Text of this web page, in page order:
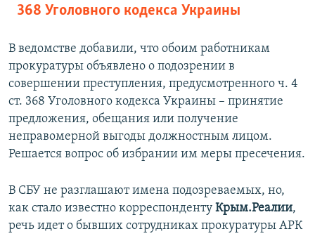
368 Уголовного кодекса Украины
В ведомстве добавили, что обоим работникам
прокуратуры объявлено о подозрении в
совершении преступления, предусмотренного ч. 4
ст. 368 Уголовного кодекса Украины – принятие
предложения, обещания или получение
неправомерной выгоды должностным лицом.
Решается вопрос об избрании им меры пресечения.
В СБУ не разглашают имена подозреваемых, но,
как стало известно корреспонденту Крым.Реалии,
речь идет о бывших сотрудниках прокуратуры АРК